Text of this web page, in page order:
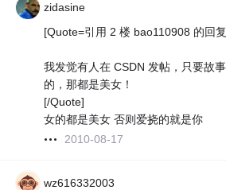
zidasine
[Quote=引用 2 楼 bao110908 的回
我发觉有人在 CSDN 发帖，只要故
的，那都是美女！
[/Quote]
女的都是美女 否则爱挠的就是你
2010-08-17
wz616332003